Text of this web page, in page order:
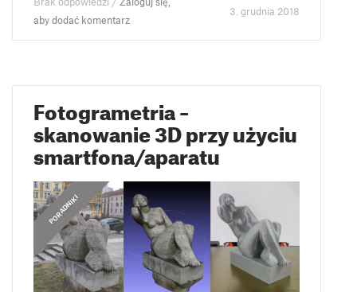
aby dodać komentarz
3. grudnia 2018
Fotogrametria –
skanowanie 3D przy użyciu
smartfona/aparatu
PORADNIKI